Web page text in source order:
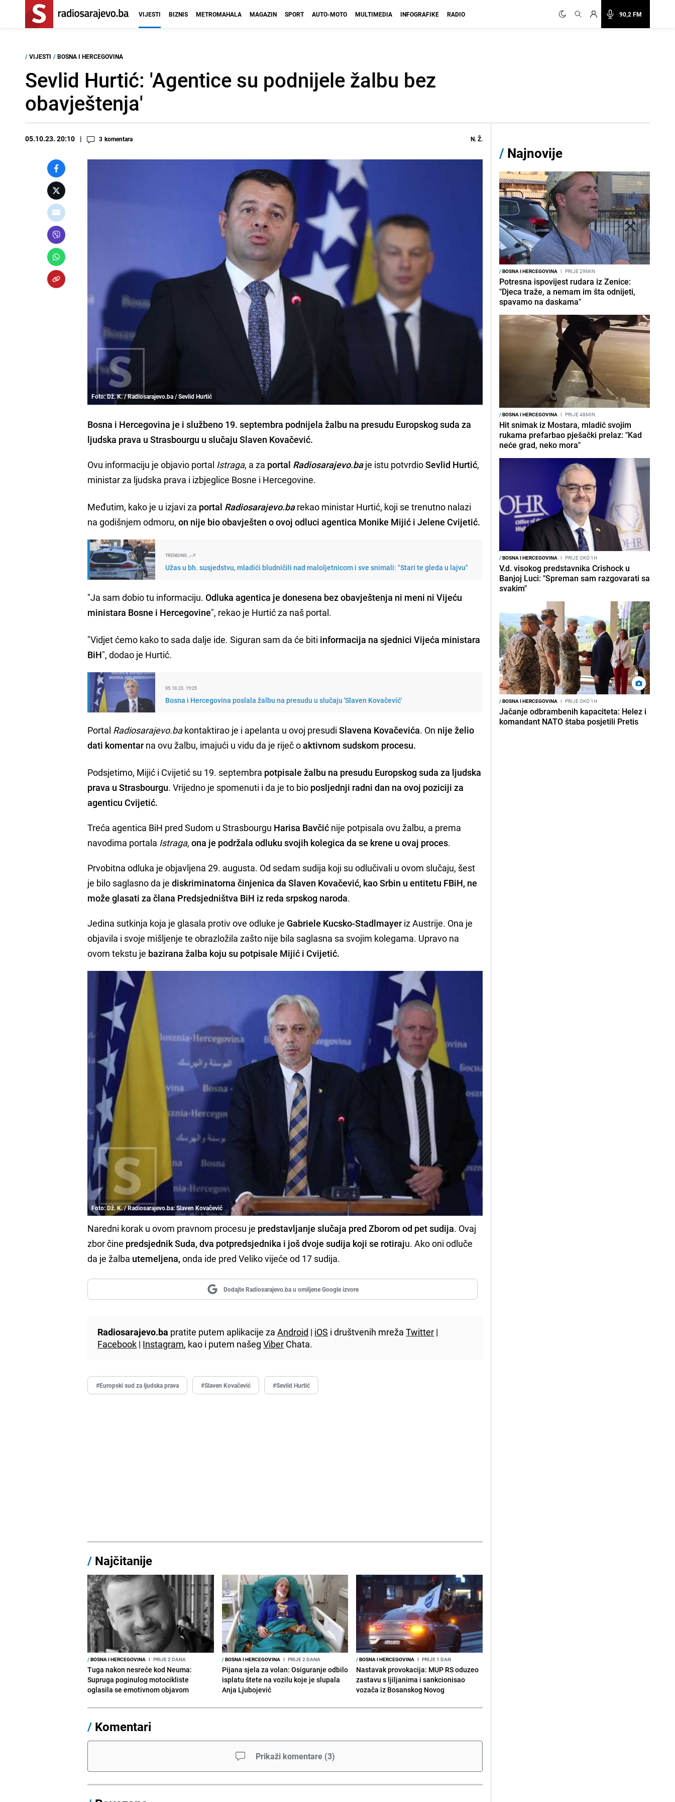
90,2 FM
VIJESTI BIZNIS METROMAHALA MAGAZIN SPORT AUTO-MOTO MULTIMEDIA INFOGRAFIKE RADIO
/ VIJESTI / BOSNA I HERCEGOVINA
Sevlid Hurtić: 'Agentice su podnijele žalbu bez
obavještenja'
05.10.23. 20:10 3 komentara N. Ž.
Foto: Dž. K. / Radiosarajevo.ba / Sevlid Hurtić
Bosna i Hercegovina je i službeno 19. septembra podnijela žalbu na presudu Europskog suda za
ljudska prava u Strasbourgu u slučaju Slaven Kovačević.
Ovu informaciju je objavio portal Istraga, a za portal Radiosarajevo.baje istu potvrdioSevlid Hurtić,
ministar za ljudska prava i izbjeglice Bosne i Hercegovine.
Međutim, kako je u izjavi za portal Radiosarajevo.barekao ministar Hurtić, koji se trenutno nalazi
na godišnjem odmoru,on nije bio obavješten o ovoj odluci agentica Monike Mijić i Jelene Cvijetić.
TRENDING
Užas u bh. susjedstvu, mladići bludničili nad maloljetnicom i sve snimali: "Stari te gleda u lajvu"
"Ja sam dobio tu informaciju.Odluka agentica je donesena bez obavještenja ni meni ni Vijeću
ministara Bosne i Hercegovine", rekao je Hurtić za naš portal.
"Vidjet ćemo kako to sada dalje ide. Siguran sam da će biti informacija na sjednici Vijeća ministara
BiH", dodao je Hurtić.
05.10.23. 19:25
Bosna i Hercegovina poslala žalbu na presudu u slučaju 'Slaven Kovačević'
Portal Radiosarajevo.bakontaktirao je i apelanta u ovoj presudiSlavena Kovačevića. On nije želio
dati komentar na ovu žalbu, imajući u vidu da je riječ oaktivnom sudskom procesu.
Podsjetimo, Mijić i Cvijetić su 19. septembra potpisale žalbu na presudu Europskog suda za ljudska
prava u Strasbourgu. Vrijedno je spomenuti i da je to bio posljednji radni dan na ovoj poziciji za
agenticu Cvijetić.
Treća agentica BiH pred Sudom u Strasbourgu Harisa Bavčić nije potpisala ovu žalbu, a prema
navodima portala Istraga,ona je podržala odluku svojih kolegica da se krene u ovaj proces.
Prvobitna odluka je objavljena 29. augusta. Od sedam sudija koji su odlučivali u ovom slučaju, šest
je bilo saglasno da jediskriminatorna činjenica da Slaven Kovačević, kao Srbin u entitetu FBiH, ne
može glasati za člana Predsjedništva BiH iz reda srpskog naroda.
Jedina sutkinja koja je glasala protiv ove odluke je Gabriele Kucsko-Stadlmayer iz Austrije. Ona je
objavila i svoje mišljenje te obrazložila zašto nije bila saglasna sa svojim kolegama. Upravo na
ovom tekstu je bazirana žalba koju su potpisale Mijić i Cvijetić.
Foto: Dž. K. / Radiosarajevo.ba: Slaven Kovačević
Naredni korak u ovom pravnom procesu je predstavljanje slučaja pred Zborom od pet sudija. Ovaj
zbor čine predsjednik Suda, dva potpredsjednika i još dvoje sudija koji se rotiraju. Ako oni odluče
da je žalba utemeljena, onda ide pred Veliko vijeće od 17 sudija.
Dodajte Radiosarajevo.ba u omiljene Google izvore
Radiosarajevo.ba pratite putem aplikacije zaAndroid | iOS i društvenih mrežaTwitter |
Facebook | Instagram, kao i putem našegViber Chata.
#Europski sud za ljudska prava #Slaven Kovačević #Sevlid Hurtić
/ Najčitanije
/BOSNA I HERCEGOVINA I PRIJE 2 DANA
Tuga nakon nesreće kod Neuma:
Supruga poginulog motocikliste
oglasila se emotivnom objavom
/BOSNA I HERCEGOVINA I PRIJE 2 DANA
Pijana sjela za volan: Osiguranje odbilo
isplatu štete na vozilu koje je slupala
Anja Ljubojević
/BOSNA I HERCEGOVINA I PRIJE 1 DAN
Nastavak provokacija: MUP RS oduzeo
zastavu s ljiljanima i sankcionisao
vozača iz Bosanskog Novog
/ Komentari
Prikaži komentare (3)
/ Najnovije
/BOSNA I HERCEGOVINA I PRIJE 29MIN
Potresna ispovijest rudara iz Zenice:
"Djeca traže, a nemam im šta odnijeti,
spavamo na daskama"
/BOSNA I HERCEGOVINA I PRIJE 48MIN
Hit snimak iz Mostara, mladić svojim
rukama prefarbao pješački prelaz: "Kad
neće grad, neko mora"
/BOSNA I HERCEGOVINA I PRIJE OKO 1H
V.d. visokog predstavnika Crishock u
Banjoj Luci: "Spreman sam razgovarati sa
svakim"
/BOSNA I HERCEGOVINA I PRIJE OKO 1H
Jačanje odbrambenih kapaciteta: Helez i
komandant NATO štaba posjetili Pretis